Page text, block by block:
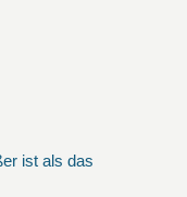
ist als das